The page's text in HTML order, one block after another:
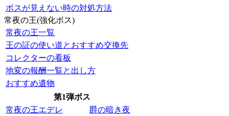
ボスが見えない時の対処方法
常夜の王(強化ボス)
常夜の王一覧
王の証の使い道とおすすめ交換先
コレクターの看板
地変の報酬一覧と出し方
おすすめ遺物
第1弾ボス
常夜の王エデレ
爵の暗き夜